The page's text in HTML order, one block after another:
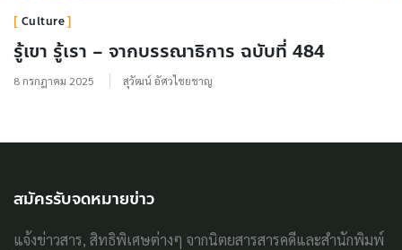
Culture
รู้เขา รู้เรา – จากบรรณาธิการ ฉบับที่ 484
8 กรกฎาคม 2025 สุวัฒน์ อัศวไชยชาญ
สมัครรับจดหมายข่าว
แจ้งข่าวสาร, สิทธิพิเศษต่างๆ จากนิตยสารสารคดีและสำนักพิมพ์